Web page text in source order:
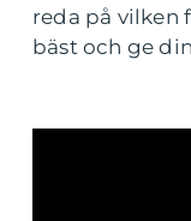
reda på vilken
bäst och ge